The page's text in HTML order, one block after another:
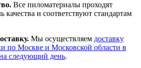
Все пиломатериалы проходят
качества и соответствуют стандартам
Мы осуществляем доставку
по Москве и Московской области в
следующий день.